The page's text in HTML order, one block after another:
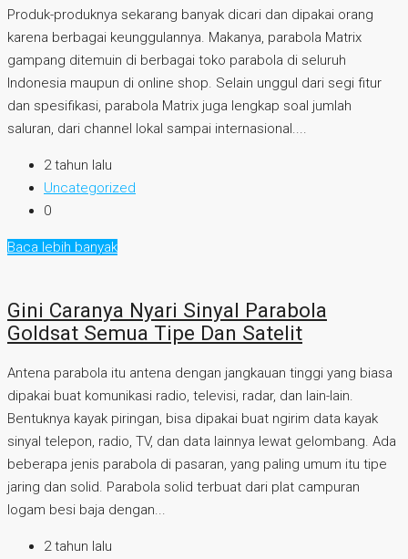
Produk-produknya sekarang banyak dicari dan dipakai orang
karena berbagai keunggulannya. Makanya, parabola Matrix
gampang ditemuin di berbagai toko parabola di seluruh
Indonesia maupun di online shop. Selain unggul dari segi fitur
dan spesifikasi, parabola Matrix juga lengkap soal jumlah
saluran, dari channel lokal sampai internasional....
2 tahun lalu
Uncategorized
0
Baca lebih banyak
Gini Caranya Nyari Sinyal Parabola
Goldsat Semua Tipe Dan Satelit
Antena parabola itu antena dengan jangkauan tinggi yang biasa
dipakai buat komunikasi radio, televisi, radar, dan lain-lain.
Bentuknya kayak piringan, bisa dipakai buat ngirim data kayak
sinyal telepon, radio, TV, dan data lainnya lewat gelombang. Ada
beberapa jenis parabola di pasaran, yang paling umum itu tipe
jaring dan solid. Parabola solid terbuat dari plat campuran
logam besi baja dengan...
2 tahun lalu